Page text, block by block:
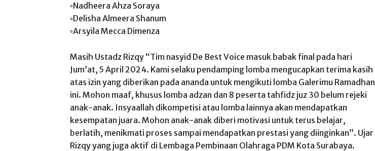
▫️Nadheera Ahza Soraya
▫️Delisha Almeera Shanum
▫️Arsyila Mecca Dimenza
Masih Ustadz Rizqy “Tim nasyid De Best Voice masuk babak final pada hari
Jum’at, 5 April 2024. Kami selaku pendamping lomba mengucapkan terima kasih
atas izin yang diberikan pada ananda untuk mengikuti lomba Galerimu Ramadhan
ini. Mohon maaf, khusus lomba adzan dan 8 peserta tahfidz juz 30 belum rejeki
anak-anak. Insyaallah dikompetisi atau lomba lainnya akan mendapatkan
kesempatan juara. Mohon anak-anak diberi motivasi untuk terus belajar,
berlatih, menikmati proses sampai mendapatkan prestasi yang diinginkan”. Ujar
Rizqy yang juga aktif di Lembaga Pembinaan Olahraga PDM Kota Surabaya.